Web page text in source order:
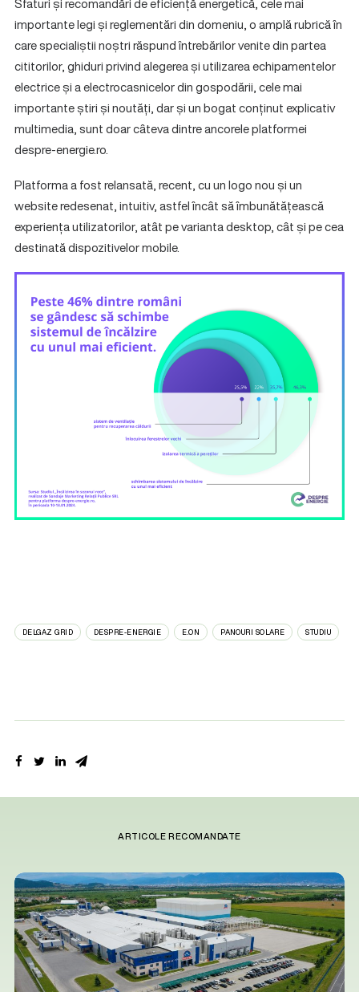
importante legi și reglementări din domeniu, o amplă rubrică în
care specialiștii noștri răspund întrebărilor venite din partea
cititorilor, ghiduri privind alegerea și utilizarea echipamentelor
electrice și a electrocasnicelor din gospodării, cele mai
importante știri și noutăți, dar și un bogat conținut explicativ
multimedia, sunt doar câteva dintre ancorele platformei
despre-energie.ro.
Platforma a fost relansată, recent, cu un logo nou și un
website redesenat, intuitiv, astfel încât să îmbunătățească
experiența utilizatorilor, atât pe varianta desktop, cât și pe cea
destinată dispozitivelor mobile.
DELGAZ GRID DESPRE-ENERGIE E.ON PANOURI SOLARE STUDIU
ARTICOLE RECOMANDATE